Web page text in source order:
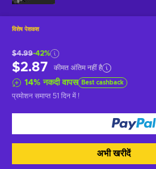
विशेष पेशकश
$4.99-42%
$2.87 कीमत अंतिम नहीं है
14%नकदी वापस Best cashback
प्रमोशन समाप्त 51 दिन में!
अभी खरीदें